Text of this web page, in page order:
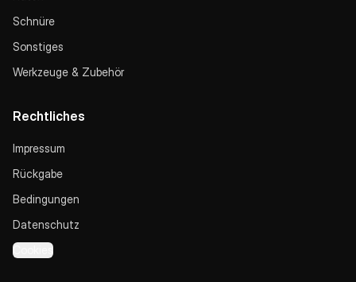
Schnüre
Sonstiges
Werkzeuge & Zubehör
Rechtliches
Impressum
Rückgabe
Bedingungen
Datenschutz
Cookies